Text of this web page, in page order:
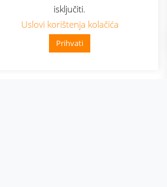
isključiti.
Uslovi korištenja kolačića
Prihvati
👋 Zdravo, kako mogu pomoći